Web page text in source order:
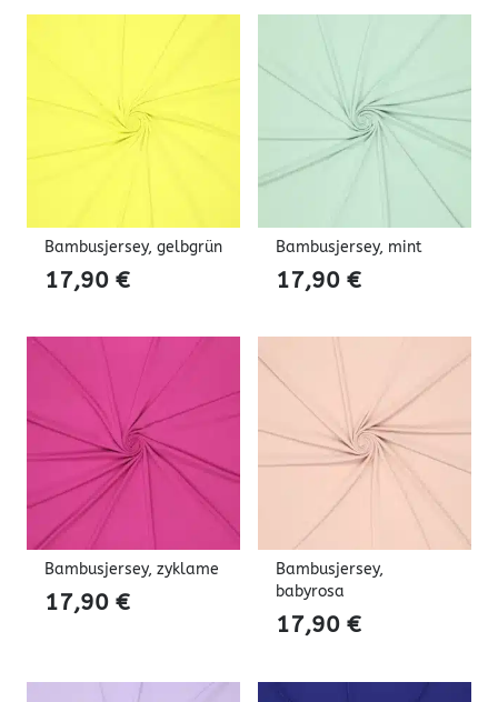
Bambusjersey, gelbgrün
17,90 €
Bambusjersey, mint
17,90 €
Bambusjersey, zyklame
17,90 €
Bambusjersey,
babyrosa
17,90 €